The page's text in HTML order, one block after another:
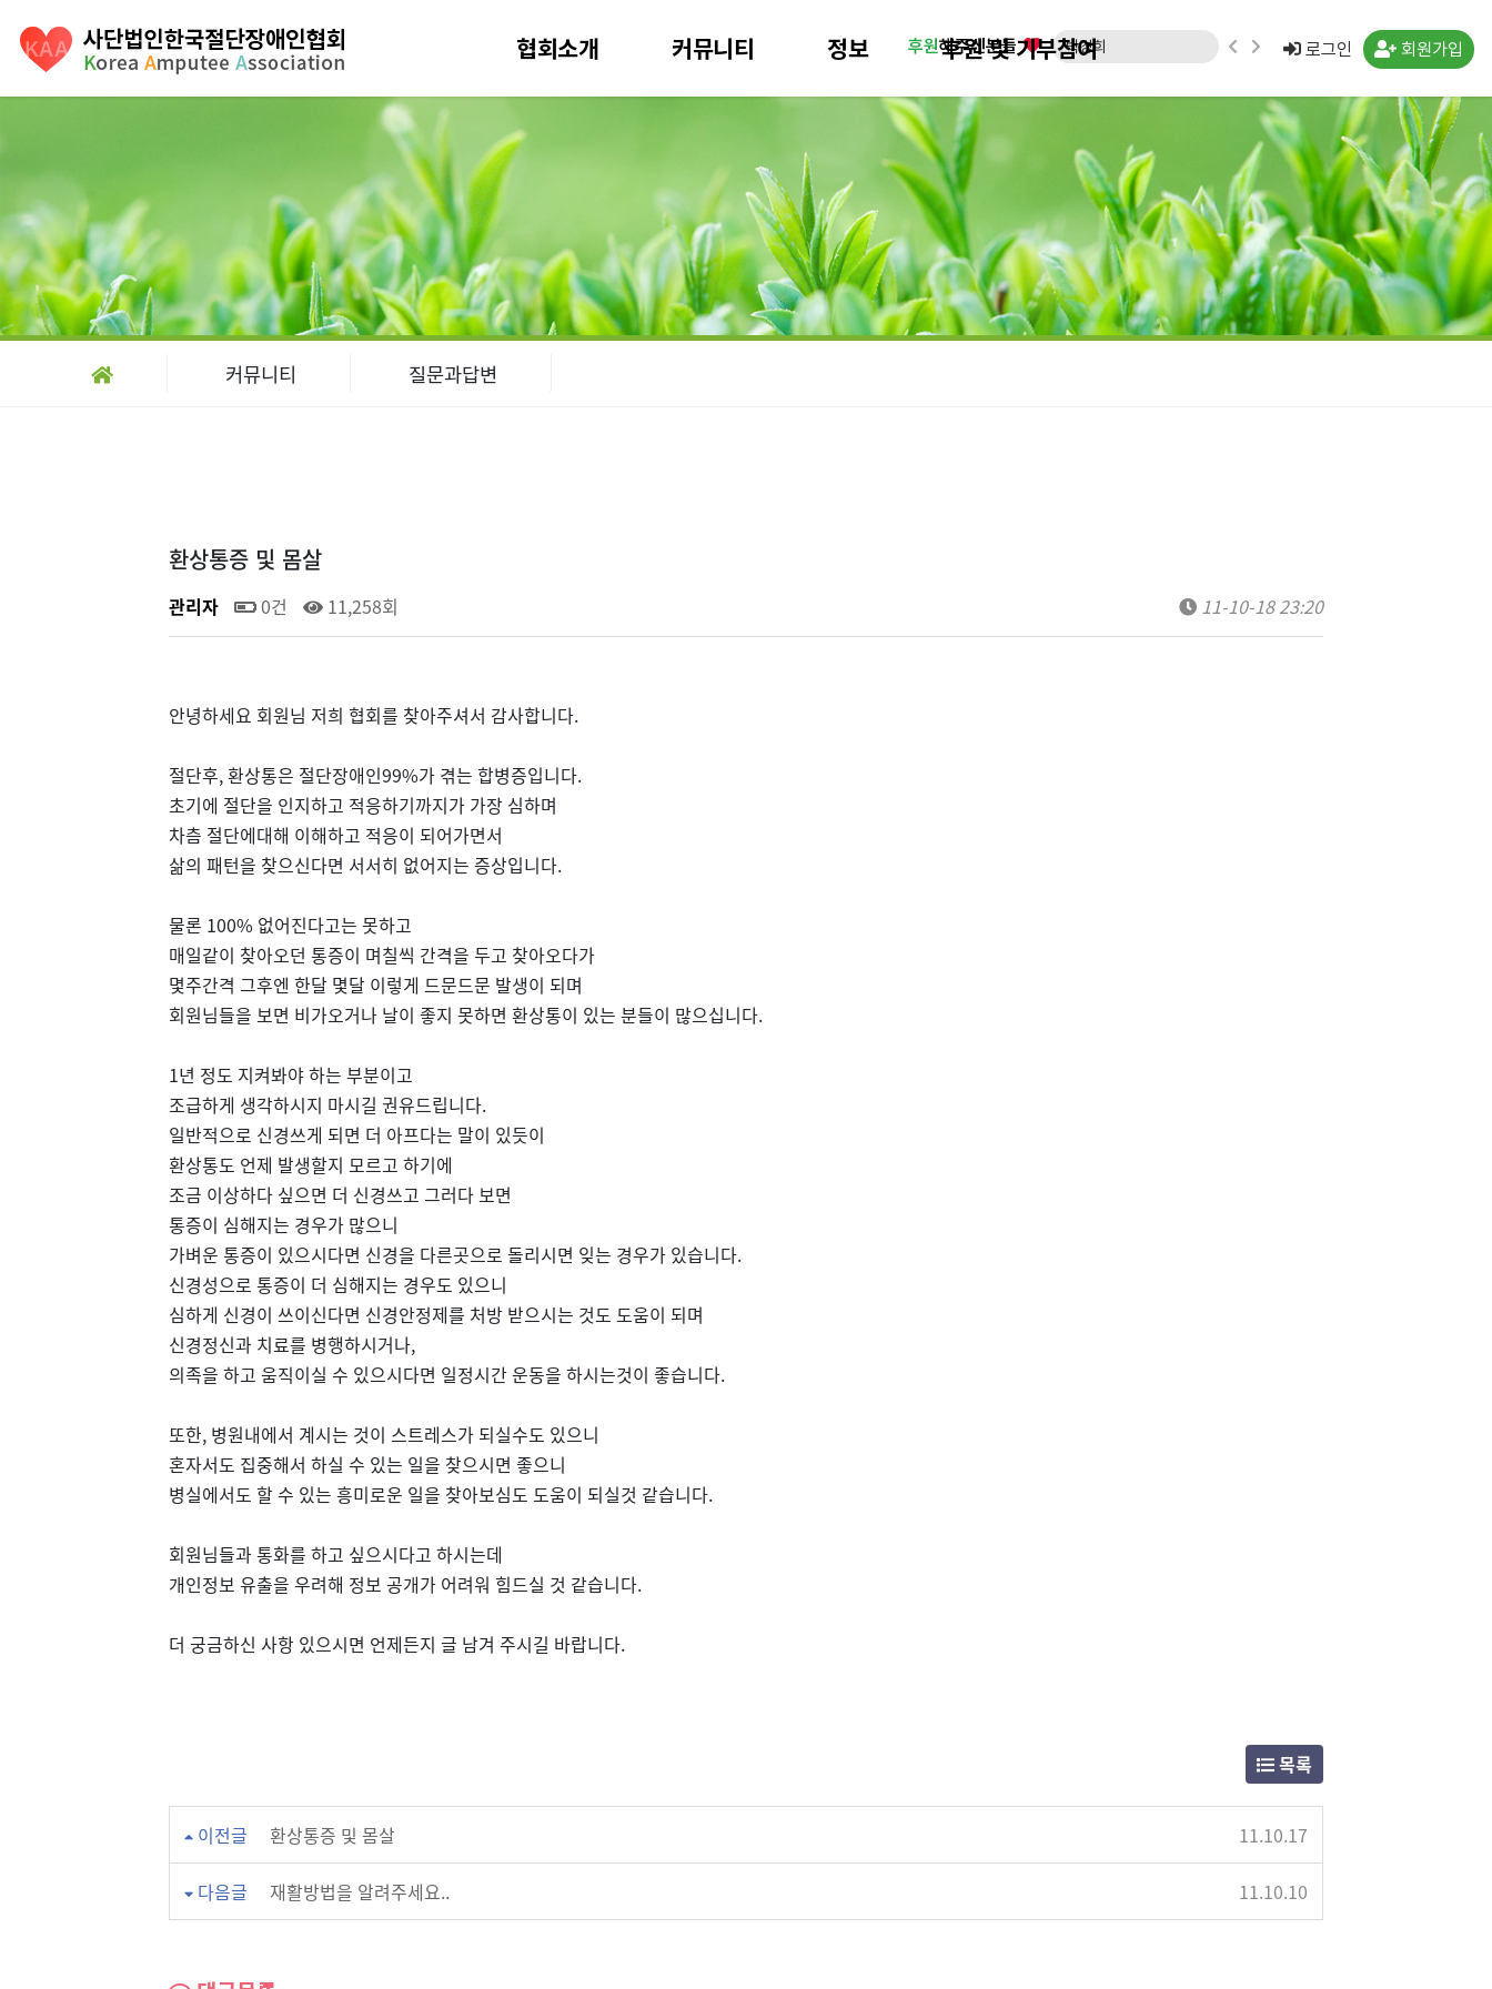
후원해주신분들
박경희
김도영(경북 포항시)
노창래(경기 화성시)
김수연(경기 수원시)
강운규(경기 수원시)
신선일(경기 수원시)
임종국(경기 화성시)
류민우(경남 양산시)
로그인 회원가입
협회소개 커뮤니티 정보 후원 및 기부참여
커뮤니티 질문과답변
환상통증 및 몸살
관리자 0건 11,258회 11-10-18 23:20
안녕하세요 회원님 저희 협회를 찾아주셔서 감사합니다.
절단후, 환상통은 절단장애인99%가 겪는 합병증입니다.
초기에 절단을 인지하고 적응하기까지가 가장 심하며
차츰 절단에대해 이해하고 적응이 되어가면서
삶의 패턴을 찾으신다면 서서히 없어지는 증상입니다.
물론 100% 없어진다고는 못하고
매일같이 찾아오던 통증이 며칠씩 간격을 두고 찾아오다가
몇주간격 그후엔 한달 몇달 이렇게 드문드문 발생이 되며
회원님들을 보면 비가오거나 날이 좋지 못하면 환상통이 있는 분들이 많으십니다.
1년 정도 지켜봐야 하는 부분이고
조급하게 생각하시지 마시길 권유드립니다.
일반적으로 신경쓰게 되면 더 아프다는 말이 있듯이
환상통도 언제 발생할지 모르고 하기에
조금 이상하다 싶으면 더 신경쓰고 그러다 보면
통증이 심해지는 경우가 많으니
가벼운 통증이 있으시다면 신경을 다른곳으로 돌리시면 잊는 경우가 있습니다.
신경성으로 통증이 더 심해지는 경우도 있으니
심하게 신경이 쓰이신다면 신경안정제를 처방 받으시는 것도 도움이 되며
신경정신과 치료를 병행하시거나,
의족을 하고 움직이실 수 있으시다면 일정시간 운동을 하시는것이 좋습니다.
또한, 병원내에서 계시는 것이 스트레스가 되실수도 있으니
혼자서도 집중해서 하실 수 있는 일을 찾으시면 좋으니
병실에서도 할 수 있는 흥미로운 일을 찾아보심도 도움이 되실것 같습니다.
회원님들과 통화를 하고 싶으시다고 하시는데
개인정보 유출을 우려해 정보 공개가 어려워 힘드실 것 같습니다.
더 궁금하신 사항 있으시면 언제든지 글 남겨 주시길 바랍니다.
목록
이전글 환상통증 및 몸살 11.10.17
다음글 재활방법을 알려주세요.. 11.10.10